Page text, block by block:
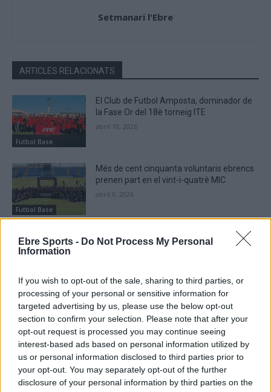
Ebre Sports - Do Not Process My Personal
Information
If you wish to opt-out of the sale, sharing to third parties, or
processing of your personal or sensitive information for
targeted advertising by us, please use the below opt-out
section to confirm your selection. Please note that after your
opt-out request is processed you may continue seeing
interest-based ads based on personal information utilized by
us or personal information disclosed to third parties prior to
your opt-out. You may separately opt-out of the further
disclosure of your personal information by third parties on the
Setmanari l'Ebre
ARTICLES RELACIONATS
Futbol Base
El Club de Futbol Amposta, dominador de
la Fase Or del 18è torneig ITE
abril 10, 2026
Futbol Base
Més de cent cinquanta voluntaris ebrencs
prenen part en el vint-i-quatrè MIC
abril 9, 2026
Futbol Base
Finalitza amb èxit la 18a edició de
l’International Terres de l’Ebre Tournament
DEIXA UNA RESPOSTA